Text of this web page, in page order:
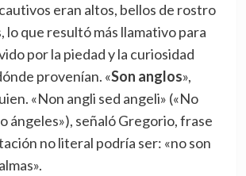
eran altos, bellos de rostro
lo que resultó más llamativo para
por la piedad y la curiosidad
provenían. «Son anglos»,
«Non angli sed angeli» («No
ángeles»), señaló Gregorio, frase
no literal podría ser: «no son